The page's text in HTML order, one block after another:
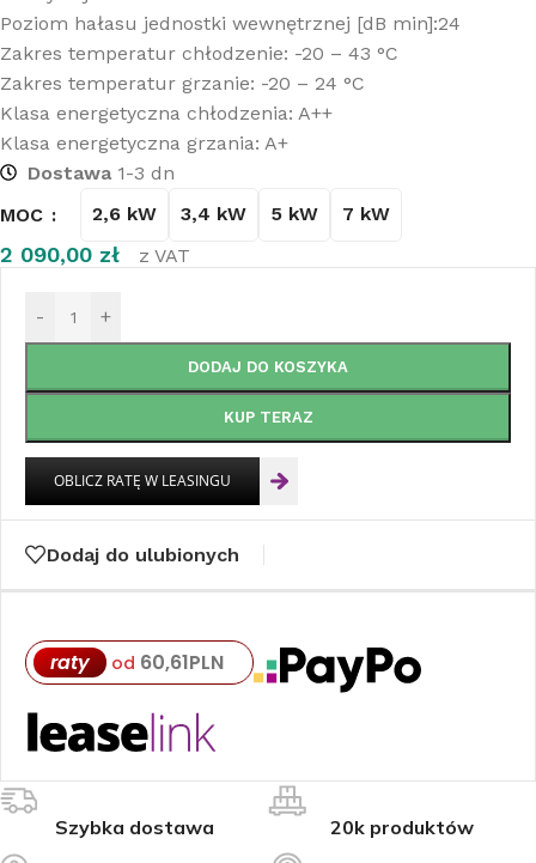
Poziom hałasu jednostki wewnętrznej [dB min]:24
Zakres temperatur chłodzenie: -20 – 43 °C
Zakres temperatur grzanie: -20 – 24 °C
Klasa energetyczna chłodzenia: A++
Klasa energetyczna grzania: A+
Dostawa1-3 dn
MOC
2,6 kW 3,4 kW 5 kW 7 kW
2 090,00 zł z VAT
- +
DODAJ DO KOSZYKA
KUP TERAZ
Dodaj do ulubionych
raty od 60,61PLN
Szybka dostawa 20k produktów